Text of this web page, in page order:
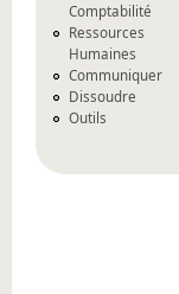
Comptabilité
Ressources
Humaines
Communiquer
Dissoudre
Outils